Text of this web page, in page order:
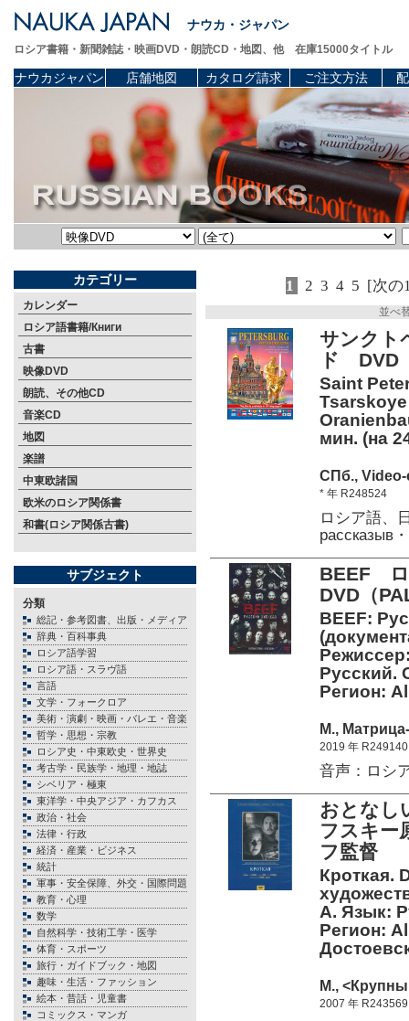
ナウカ・ジャパン
ロシア書籍・新聞雑誌・映画DVD・朗読CD・地図、他 在庫15000タイトル
ナウカジャパン 店舗地図 カタログ請求 ご注文方法
カテゴリー
カレンダー
ロシア語書籍/Книги
古書
映像DVD
朗読、その他CD
音楽CD
地図
楽譜
中東欧諸国
欧米のロシア関係書
和書(ロシア関係古書)
サブジェクト
分類
総記・参考図書、出版・メディア
辞典・百科事典
ロシア語学習
ロシア語・スラヴ語
言語
文学・フォークロア
美術・演劇・映画・バレエ・音楽
哲学・思想・宗教
ロシア史・中東欧史・世界史
考古学・民族学・地理・地誌
シベリア・極東
東洋学・中央アジア・カフカス
政治・社会
法律・行政
経済・産業・ビジネス
統計
軍事・安全保障、外交・国際問題
教育・心理
数学
自然科学・技術工学・医学
体育・スポーツ
旅行・ガイドブック・地図
趣味・生活・ファッション
絵本・昔話・児童書
コミックス・マンガ
1 2 3 4 5 [次の
並べ
サンクト
ド DVD
Saint
мин. (на
СПб.,
* 年 R248524
ロシア語、
рассказыв
BEEF
DVD（
BEEF:
Русский.
Регион:
М.,
2019 年 R249140
音声：ロシ
おとな
フスキ
フ監督
Кроткая.
А. Язык:
Регион:
М.,
2007 年 R243569